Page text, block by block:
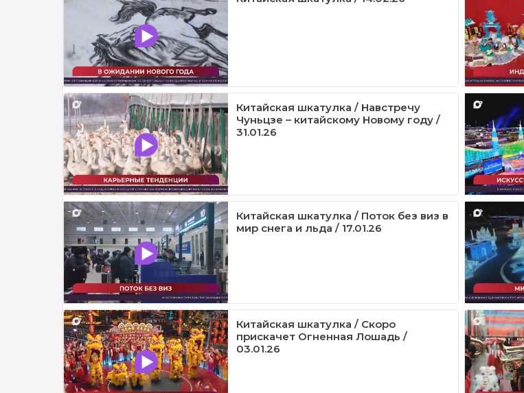
Китайская шкатулка / Навстречу
Чуньцзе – китайскому Новому году /
31.01.26
Китайская шкатулка / Поток без виз в
мир снега и льда / 17.01.26
Китайская шкатулка / Скоро
прискачет Огненная Лошадь /
03.01.26